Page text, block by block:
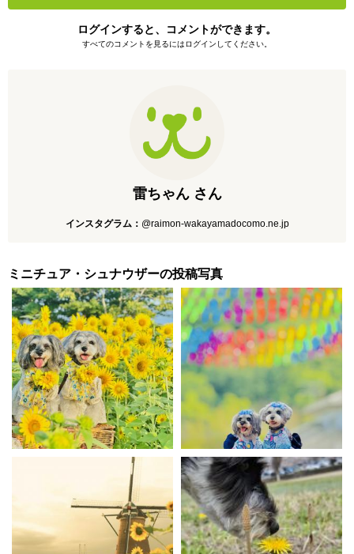
ログインすると、コメントができます。
すべてのコメントを見るにはログインしてください。
雷ちゃん さん
インスタグラム： @raimon-wakayamadocomo.ne.jp
ミニチュア・シュナウザーの投稿写真